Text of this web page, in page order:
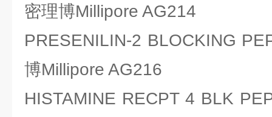
密理博Millipore AG214
PRESENILIN-2 BLOCKING
博Millipore AG216
HISTAMINE RECPT 4 BLK